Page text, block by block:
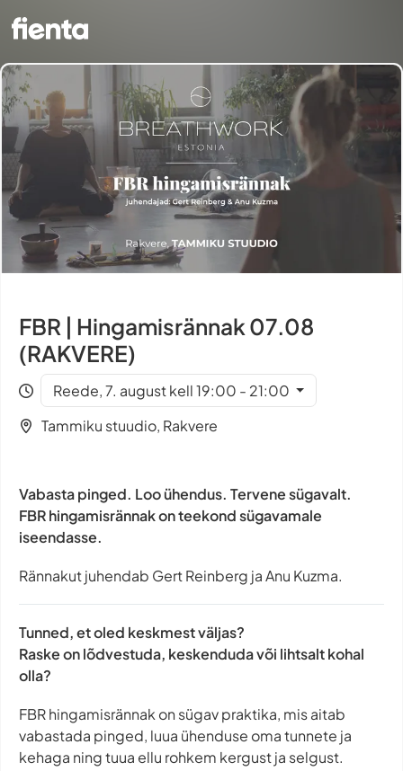
FBR | Hingamisrännak 07.08
(RAKVERE)
Reede, 7. august kell 19:00 - 21:00
Tammiku stuudio, Rakvere
Vabasta pinged. Loo ühendus. Tervene sügavalt.
FBR hingamisrännak on teekond sügavamale
iseendasse.
Rännakut juhendab Gert Reinberg ja Anu Kuzma.
Tunned, et oled keskmest väljas?
Raske on lõdvestuda, keskenduda või lihtsalt kohal
olla?
FBR hingamisrännak on sügav praktika, mis aitab
vabastada pinged, luua ühenduse oma tunnete ja
kehaga ning tuua ellu rohkem kergust ja selgust.